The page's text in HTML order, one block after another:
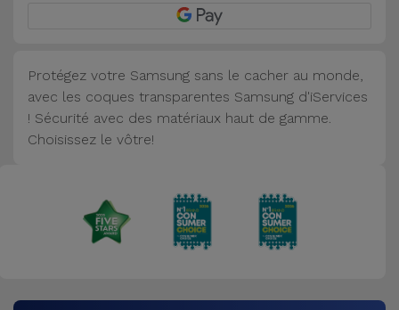
Traceurs et
Accessoires
Protégez votre Samsung sans le cacher au monde,
avec les coques transparentes Samsung d'iServices
! Sécurité avec des matériaux haut de gamme.
Choisissez le vôtre!